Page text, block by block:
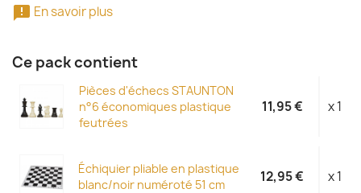
 En savoir plus
Ce pack contient
Pièces d'échecs STAUNTON
n°6 économiques plastique
feutrées
11,95 € x 1
Échiquier pliable en plastique
blanc/noir numéroté 51 cm
12,95 € x 1